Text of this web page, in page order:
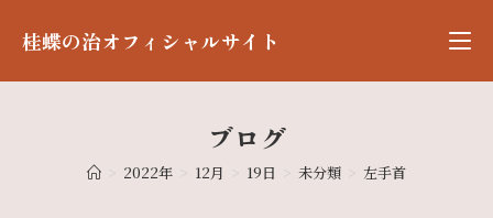
桂蝶の治オフィシャルサイト
ブログ
> 2022年 > 12月 > 19日 > 未分類 > 左手首